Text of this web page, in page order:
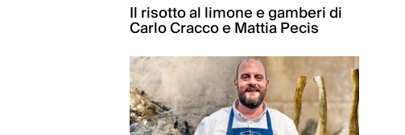
Il risotto al limone e gamberi di
Carlo Cracco e Mattia Pecis